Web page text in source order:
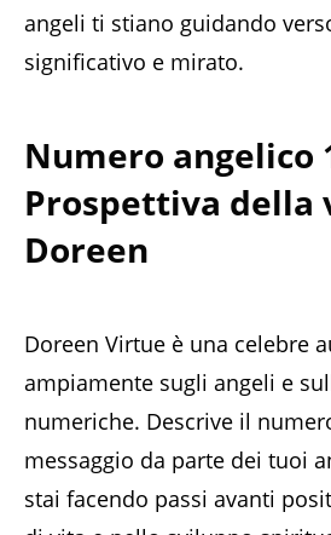
angeli ti stiano guidando
significativo e mirato.
Numero angelico
Prospettiva della
Doreen
Doreen Virtue è una celebre
ampiamente sugli angeli e
numeriche. Descrive il
messaggio da parte dei tuoi
stai facendo passi avanti